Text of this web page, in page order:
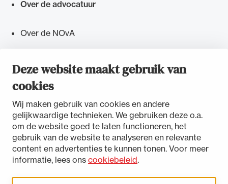
Deze website maakt gebruik van
cookies
Wij maken gebruik van cookies en andere
gelijkwaardige technieken. We gebruiken deze o.a.
om de website goed te laten functioneren, het
gebruik van de website te analyseren en relevante
content en advertenties te kunnen tonen. Voor meer
informatie, lees ons cookiebeleid.
Over de advocatuur
Over de NOvA
Agenda
Toegankelijkheidsverklaring
Disclaimer